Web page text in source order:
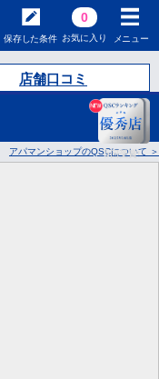
保存した条件
0
お気に入り メニュー
店舗口コミ
5回受賞!
アパマンショップのQSCについて